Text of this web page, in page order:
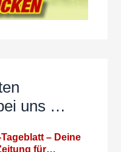
uns …
– Deine
für…